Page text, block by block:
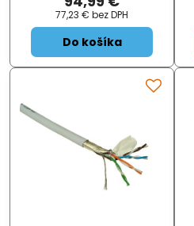
(IEEE 802.3ab), Ethernet (IEEE
802.3), 100 VgAnyLAN (IEEE
802.12), Tok...
77,23 € bez DPH
Do košíka